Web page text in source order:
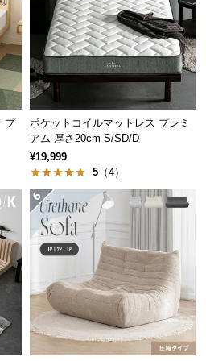
プ
ポケットコイルマットレス プレミ
アム 厚さ20cm S/SD/D
¥19,999
5 （4）